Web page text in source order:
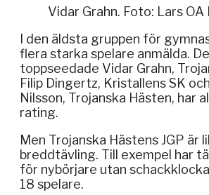
Vidar Grahn. Foto: Lars OA
I den äldsta gruppen för
flera starka spelare anmälda.
toppseedade Vidar Grahn,
Filip Dingertz, Kristallens SK
Nilsson, Trojanska Hästen, har
rating.
Men Trojanska Hästens JGP är
breddtävling. Till exempel har
för nybörjare utan
18 spelare.